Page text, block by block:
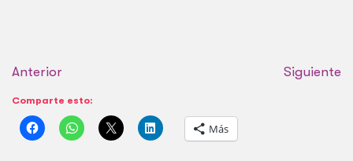
Anterior Siguiente
Comparte esto:
Más